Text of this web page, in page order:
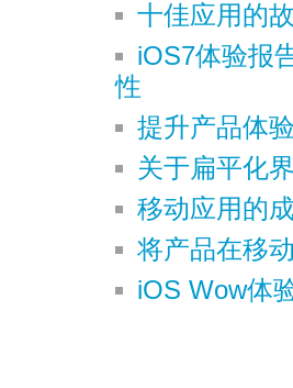
十佳应用的
iOS7体验报
性
提升产品体
关于扁平化
移动应用的
将产品在移
iOS Wow体